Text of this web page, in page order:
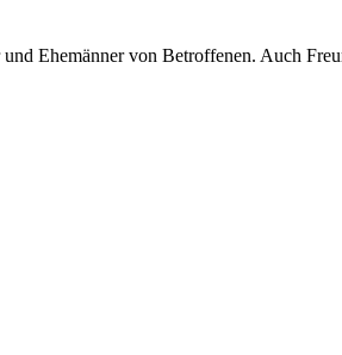
Ehemänner von Betroffenen. Auch